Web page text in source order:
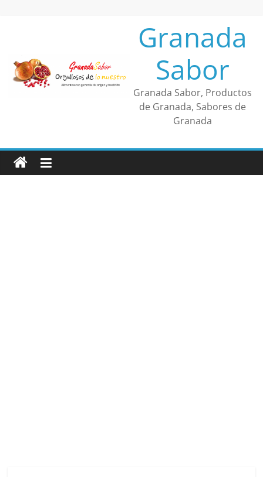
Granada
Sabor
Granada Sabor, Productos
de Granada, Sabores de
Granada